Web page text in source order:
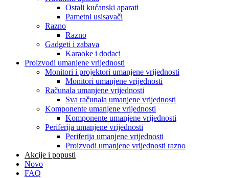
Ostali kućanski aparati
Pametni usisavači
Razno
Razno
Gadgeti i zabava
Karaoke i dodaci
Proizvodi umanjene vrijednosti
Monitori i projektori umanjene vrijednosti
Monitori umanjene vrijednosti
Računala umanjene vrijednosti
Sva računala umanjene vrijednosti
Komponente umanjene vrijednosti
Komponente umanjene vrijednosti
Periferija umanjene vrijednosti
Periferija umanjene vrijednosti
Proizvodi umanjene vrijednosti razno
Akcije i popusti
Novo
FAQ